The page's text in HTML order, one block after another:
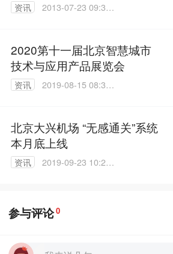
资讯
2013-07-23 09:33:
2020第十一届北京智慧城市
技术与应用产品展览会
资讯
2019-08-15 08:30:
北京大兴机场 “无感通关”系统
本月底上线
资讯
2019-09-23 10:20:
参与评论0